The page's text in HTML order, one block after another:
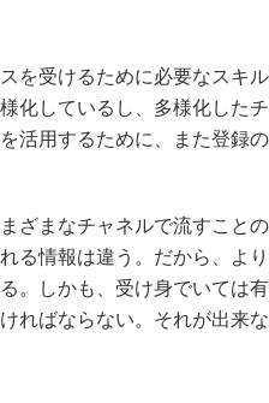
を受けるために必要なスキ
化しているし、多様化した
活用するために、また登録
ざまなチャネルで流すこと
る情報は違う。だから、よ
。しかも、受け身でいては
ればならない。それが出来